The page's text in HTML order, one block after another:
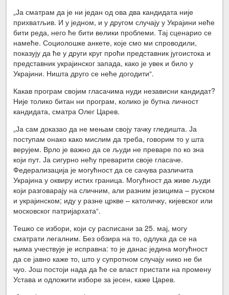
„Ја сматрам да је ни један од ова два кандидата није
прихватљив. И у једном, и у другом случају у Украјини неће
бити реда, него ће бити велики проблеми. Тај сценарио се
намеће. Социолошке анкете, које смо ми спроводили,
показују да ће у други круг проћи представник југоистока и
представник украјинског запада, како је увек и било у
Украјини. Ништа друго се неће догодити“.
Какав програм својим гласачима нуди независни кандидат?
Није толико битан ни програм, колико је бутна личност
кандидата, сматра Олег Царев.
„Ја сам доказао да не мењам своју тачку гледишта. Ја
поступам онако како мислим да треба, говорим то у шта
верујем. Врло је важно да се људи не преваре по ко зна
који пут. Ја сигурно нећу преварити своје гласаче.
Федерализација је могућност да се сачува различита
Украјина у оквиру истих граница. Могућност да живе људи
који разговарају на сличним, али разним језицима – руском
и украјинском; иду у разне цркве – католичку, кијевског или
московског патријархата“.
Тешко се избори, који су расписани за 25. мај, могу
сматрати легалним. Без обзира на то, одлука да се на
њима учествује је исправна: то је данас једина могућност
да се јавно каже то, што у супротном случају нико не би
чуо. Још постоји нада да ће се власт пристати на промену
Устава и одложити изборе за јесен, каже Царев.